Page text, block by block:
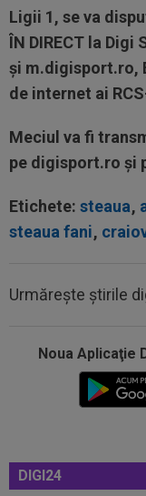
Ligii 1, se va
ÎN DIRECT la
și m.digisport.ro,
de internet ai
Meciul va fi
pe digisport.ro și
Etichete: steaua,
steaua fani,
Urmărește știrile
Noua Aplicaţie
DIGI24
Mourinho rămâne
22:00 LIVE